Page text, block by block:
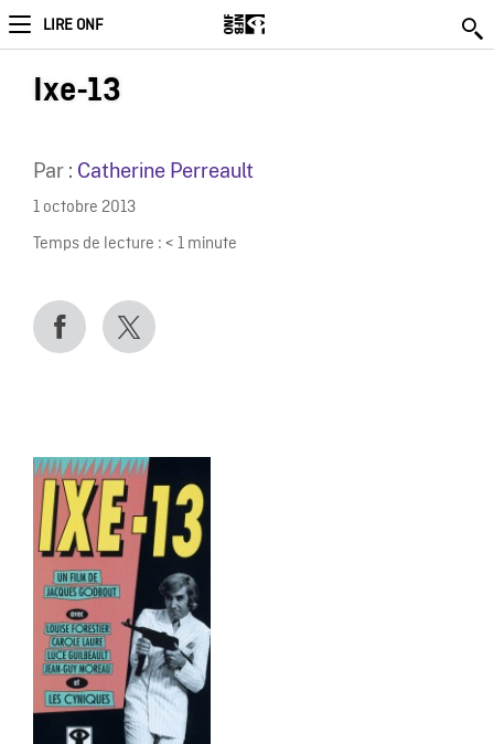
LIRE ONF
Ixe-13
Par : Catherine Perreault
1 octobre 2013
Temps de lecture : < 1 minute